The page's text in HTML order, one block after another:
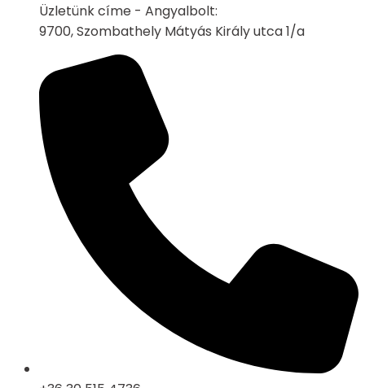
Üzletünk címe - Angyalbolt:
9700, Szombathely Mátyás Király utca 1/a